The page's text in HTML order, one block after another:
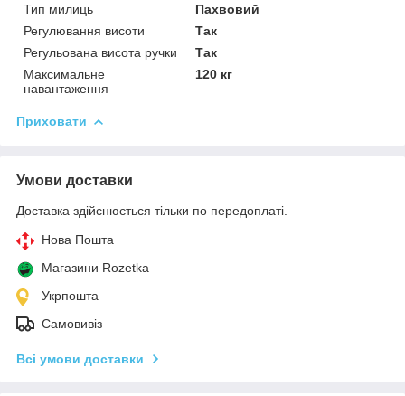
Тип милиць
Пахвовий
Регулювання висоти
Так
Регульована висота ручки
Так
Максимальне
навантаження
120 кг
Приховати
Умови доставки
Доставка здійснюється тільки по передоплаті.
Нова Пошта
Магазини Rozetka
Укрпошта
Самовивіз
Всі умови доставки